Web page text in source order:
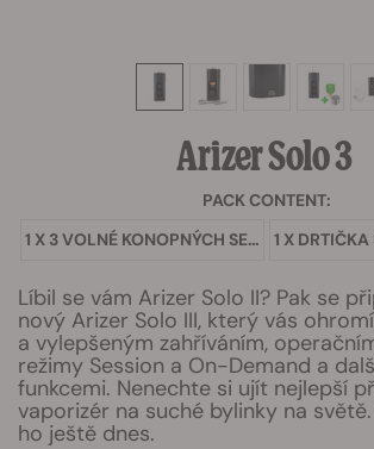
Arizer Solo 3
PACK CONTENT:
1 X 3 VOLNÉ KONOPNÝCH SEMEN
Líbil se vám Arizer Solo II? Pak se
nový Arizer Solo III, který vás
a vylepšeným zahříváním,
režimy Session a On-Demand a
funkcemi. Nenechte si ujít nejlepší
vaporizér na suché bylinky na
ho ještě dnes.